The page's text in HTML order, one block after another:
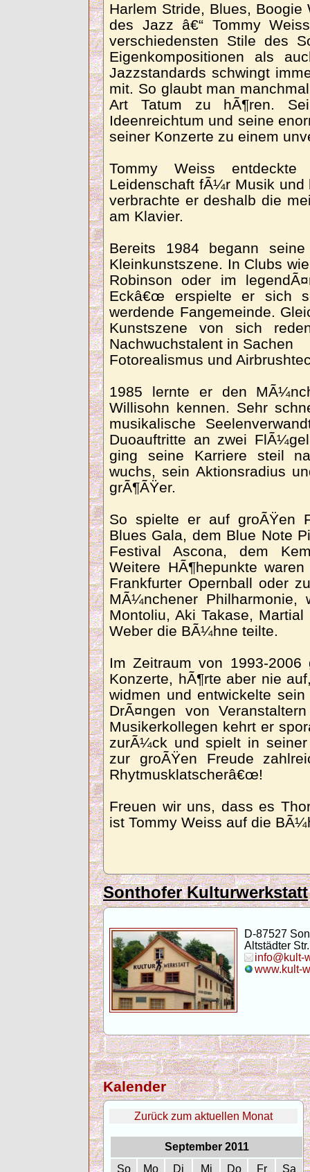
Harlem Stride, Blues,
des Jazz â€“ Tommy
verschiedensten Stile des
Eigenkompositionen als
Jazzstandards schwingt
mit. So glaubt man
Art Tatum zu hÃ¶ren.
Ideenreichtum und seine
seiner Konzerte zu einem
Tommy Weiss
Leidenschaft fÃ¼r Musik und
verbrachte er deshalb die
am Klavier.
Bereits 1984 begann
Kleinkunstszene. In Clubs
Robinson oder im
Eckâ€œ erspielte er sich
werdende Fangemeinde.
Kunstszene von sich
Nachwuchstalent in Sachen
Fotorealismus und
1985 lernte er den
Willisohn kennen. Sehr
musikalische
Duoauftritte an zwei
ging seine Karriere steil
wuchs, sein Aktionsradius
grÃ¶ÃŸer.
So spielte er auf groÃŸen
Blues Gala, dem Blue Note
Festival Ascona, dem
Weitere HÃ¶hepunkte
Frankfurter Opernball oder
MÃ¼nchener
Montoliu, Aki Takase,
Weber die BÃ¼hne teilte.
Im Zeitraum von 1993-
Konzerte, hÃ¶rte aber nie
widmen und entwickelte
DrÃ¤ngen von
Musikerkollegen kehrt er
zurÃ¼ck und spielt in seiner
zur groÃŸen Freude
Rhytmusklatscherâ€œ!
Freuen wir uns, dass es
ist Tommy Weiss auf die
Sonthofer Kulturwerkstatt
D-87527
Altstädter
info@kult-
www.kult-
Kalender
Zurück zum aktuellen Monat
September 2011
So
Mo Di Mi Do Fr Sa